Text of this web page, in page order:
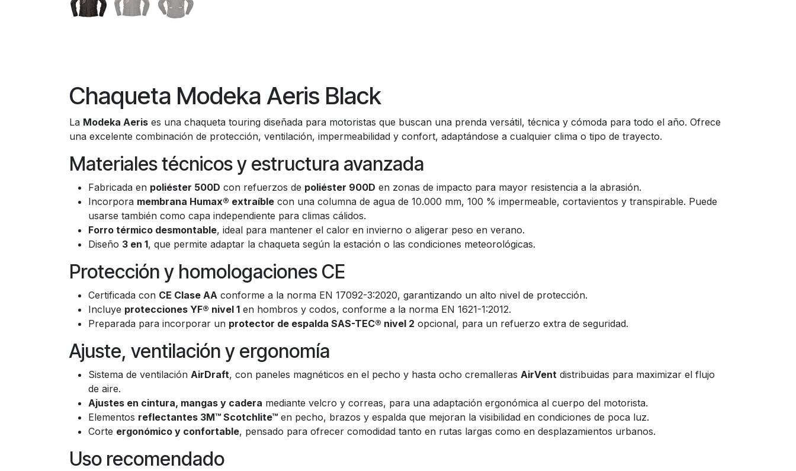
Chaqueta Modeka Aeris Black
La Modeka Aeris es una chaqueta touring diseñada para motoristas que buscan una prenda versátil, técnica y cómoda para todo el año. Ofrece
una excelente combinación de protección, ventilación, impermeabilidad y confort, adaptándose a cualquier clima o tipo de trayecto.
Materiales técnicos y estructura avanzada
Fabricada en poliéster 500D con refuerzos de poliéster 900D en zonas de impacto para mayor resistencia a la abrasión.
Incorpora membrana Humax® extraíble con una columna de agua de 10.000 mm, 100 % impermeable, cortavientos y transpirable. Puede
usarse también como capa independiente para climas cálidos.
Forro térmico desmontable, ideal para mantener el calor en invierno o aligerar peso en verano.
Diseño 3 en 1, que permite adaptar la chaqueta según la estación o las condiciones meteorológicas.
Protección y homologaciones CE
Certificada con CE Clase AA conforme a la norma EN 17092-3:2020, garantizando un alto nivel de protección.
Incluye protecciones YF® nivel 1 en hombros y codos, conforme a la norma EN 1621-1:2012.
Preparada para incorporar un protector de espalda SAS-TEC® nivel 2 opcional, para un refuerzo extra de seguridad.
Ajuste, ventilación y ergonomía
Sistema de ventilación AirDraft, con paneles magnéticos en el pecho y hasta ocho cremalleras AirVent distribuidas para maximizar el flujo
de aire.
Ajustes en cintura, mangas y cadera mediante velcro y correas, para una adaptación ergonómica al cuerpo del motorista.
Elementos reflectantes 3M™ Scotchlite™ en pecho, brazos y espalda que mejoran la visibilidad en condiciones de poca luz.
Corte ergonómico y confortable, pensado para ofrecer comodidad tanto en rutas largas como en desplazamientos urbanos.
Uso recomendado